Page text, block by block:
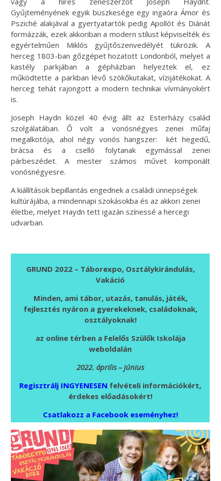
Gyűjteményének egyik büszkesége egy ingaóra Ámor és
Psziché alakjával a gyertyatartók pedig Apollót és Diánát
formázzák, ezek akkoriban a modern stílust képviselték és
egyértelműen Miklós gyűjtőszenvedélyét tükrözik. A
herceg 1803-ban gőzgépet hozatott Londonból, melyet a
kastély parkjában a gépházban helyeztek el, ez
működtette a parkban lévő szökőkutakat, vízijátékokat. A
herceg tehát rajongott a modern technikai vívmányokért
is.
Joseph Haydn közel 40 évig állt az Esterházy család
szolgálatában. Ő volt a vonósnégyes zenei műfaj
megalkotója, ahol négy vonós hangszer: két hegedű,
brácsa és a cselló folytanak egymással zenei
párbeszédet. A mester számos művet komponált
vonósnégyesre.
A kiállítások bepillantás engednek a családi ünnepségek
kultúrájába, a mindennapi szokásokba és az akkori zenei
életbe, melyet Haydn tett igazán színessé a hercegi
udvarban.
GRUND 2022 – Táborexpo, Osztálykirándulás,
Vakáció
Minden, ami tábor, utazás, tanulás, játék,
fejlesztés nyáron a gyerekeknek, családoknak,
osztályoknak!
az online térben a Felelős Szülők Iskolája
weboldalán
2022. április – június
Regisztrálj INGYENESEN felvételi információkért,
érdekes előadásokért!
Csatlakozz a Facebook eseményhez!